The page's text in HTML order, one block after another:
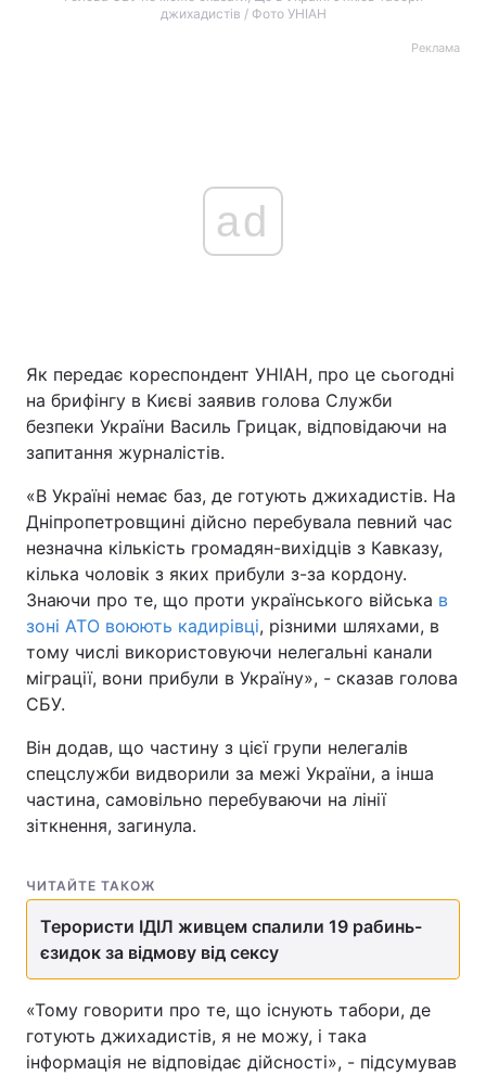
джихадистів / Фото УНІАН
Реклама
ad
Як передає кореспондент УНІАН, про це сьогодні
на брифінгу в Києві заявив голова Служби
безпеки України Василь Грицак, відповідаючи на
запитання журналістів.
«В Україні немає баз, де готують джихадистів. На
Дніпропетровщині дійсно перебувала певний час
незначна кількість громадян-вихідців з Кавказу,
кілька чоловік з яких прибули з-за кордону.
Знаючи про те, що проти українського війська в
зоні АТО воюють кадирівці, різними шляхами, в
тому числі використовуючи нелегальні канали
міграції, вони прибули в Україну», - сказав голова
СБУ.
Він додав, що частину з цієї групи нелегалів
спецслужби видворили за межі України, а інша
частина, самовільно перебуваючи на лінії
зіткнення, загинула.
ЧИТАЙТЕ ТАКОЖ
Терористи ІДІЛ живцем спалили 19 рабинь-
єзидок за відмову від сексу
«Тому говорити про те, що існують табори, де
готують джихадистів, я не можу, і така
інформація не відповідає дійсності», - підсумував